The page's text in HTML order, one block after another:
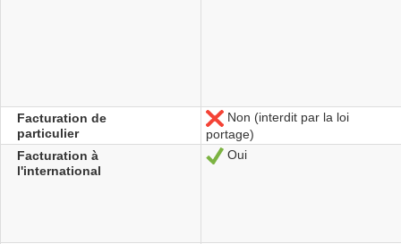
Facturation de
particulier
No
Non (interdit par la loi
portage)
Facturation à
l'international
Sí
Oui